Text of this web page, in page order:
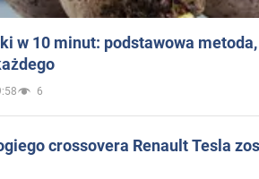
w 10 minut: podstawowa
6
crossovera Renault Tesla